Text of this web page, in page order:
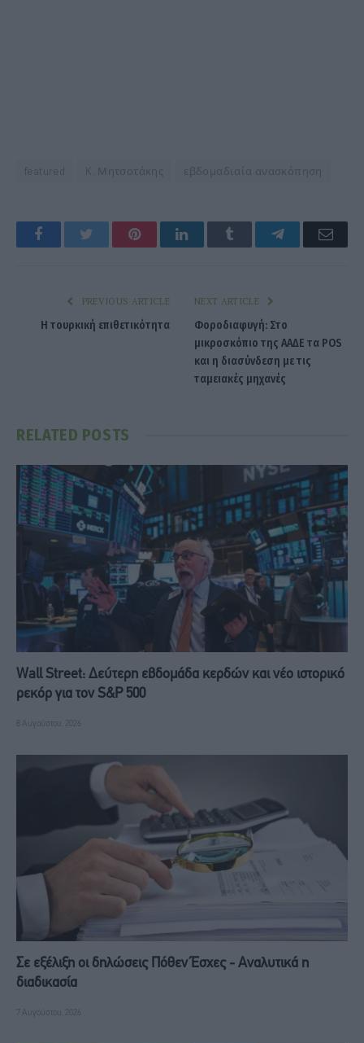
K. Μητσοτάκης εβδομαδιαία ανασκόπηση
Facebook Twitter PinterestLinkedIn Tumblr Telegram
PREVIOUS ARTICLE
Η τουρκική επιθετικότητα
NEXT ARTICLE
Φοροδιαφυγή: Στο
μικροσκόπιο της ΑΑΔΕ τα POS
και η διασύνδεση με τις
ταμειακές μηχανές
RELATED POSTS
Wall Street: Δεύτερη εβδομάδα κερδών και νέο ιστορικό
ρεκόρ για τον S&P 500
8 Αυγούστου, 2026
Σε εξέλιξη οι δηλώσεις Πόθεν Έσχες - Αναλυτικά η
διαδικασία
7 Αυγούστου, 2026